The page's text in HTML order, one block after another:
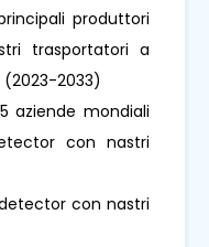
produttori
trasportatori a
2033)
aziende mondiali
con nastri
con nastri